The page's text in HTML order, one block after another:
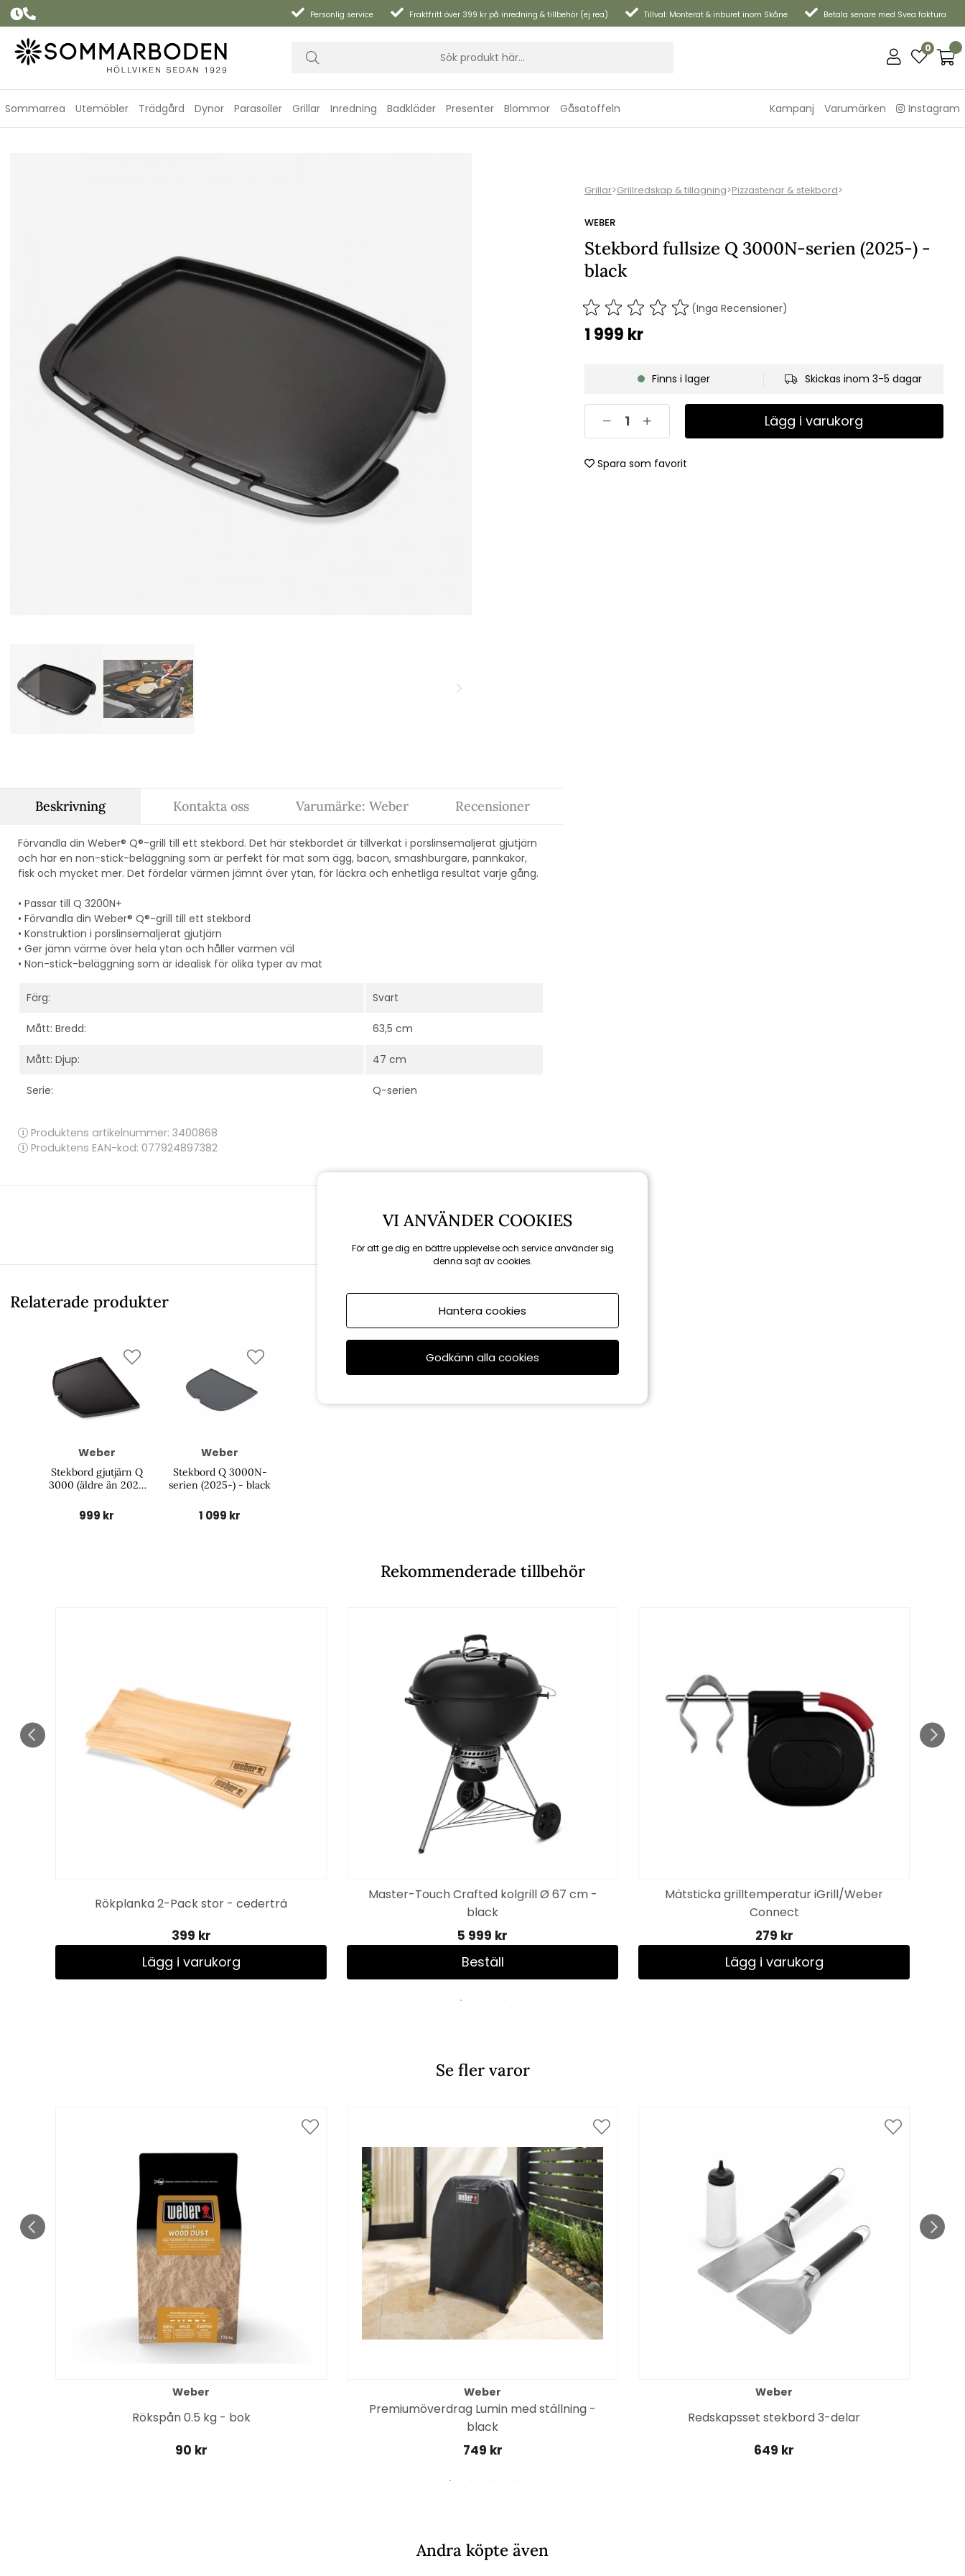
Personlig service Fraktfritt över 399 kr på inredning & tillbehör (ej rea) Tillval: Monterat & inburet inom Skåne Betala senare med Svea faktura
0
Sommarrea Utemöbler Trädgård Dynor Parasoller Grillar Inredning Badkläder Presenter Blommor Gåsatoffeln Kampanj Varumärken Instagram
Grillar>Grillredskap & tillagning>Pizzastenar & stekbord>
WEBER
Stekbord fullsize Q 3000N-serien (2025-) -
black
(Inga Recensioner)
1 999 kr
Finns i lager Skickas inom 3-5 dagar
Lägg i varukorg
Spara som favorit
Beskrivning
Förvandla din Weber® Q®-grill till ett stekbord. Det här stekbordet är tillverkat i porslinsemaljerat gjutjärn
och har en non-stick-beläggning som är perfekt för mat som ägg, bacon, smashburgare, pannkakor,
fisk och mycket mer. Det fördelar värmen jämnt över ytan, för läckra och enhetliga resultat varje gång.
• Passar till Q 3200N+
• Förvandla din Weber® Q®-grill till ett stekbord
• Konstruktion i porslinsemaljerat gjutjärn
• Ger jämn värme över hela ytan och håller värmen väl
• Non-stick-beläggning som är idealisk för olika typer av mat
Färg: Svart
Mått: Bredd: 63,5 cm
Mått: Djup: 47 cm
Serie: Q-serien
Produktens artikelnummer: 3400868
Produktens EAN-kod: 077924897382
Kontakta oss Varumärke: Weber Recensioner
Relaterade produkter
Weber
Stekbord gjutjärn Q
3000 (äldre än 2025
999 kr
Weber
Stekbord Q 3000N-
serien (2025-) - black
1 099 kr
Rekommenderade tillbehör
Rökplanka 2-Pack stor - cederträ
399 kr
Lägg i varukorg
Master-Touch Crafted kolgrill Ø 67 cm -
black
5 999 kr
Beställ
Mätsticka grilltemperatur iGrill/Weber
Connect
279 kr
Lägg i varukorg
Se fler varor
Weber
Rökspån 0.5 kg - bok
90 kr
Weber
Premiumöverdrag Lumin med ställning -
black
749 kr
Weber
Redskapsset stekbord 3-delar
649 kr
Andra köpte även
VI ANVÄNDER COOKIES
För att ge dig en bättre upplevelse och service använder sig
denna sajt av cookies.
Hantera cookies
Godkänn alla cookies